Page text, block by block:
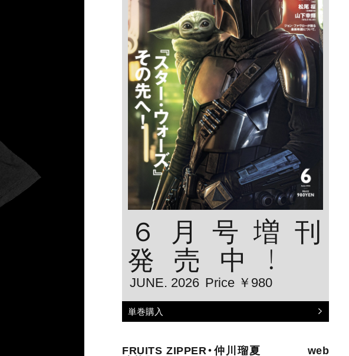
６月号増刊
発売中！
JUNE. 2026 Price ￥980
単巻購入
FRUITS ZIPPER・仲川瑠夏 web